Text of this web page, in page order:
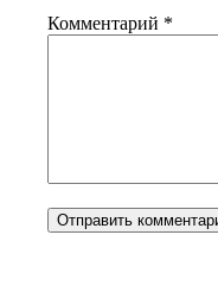
Комментарий *